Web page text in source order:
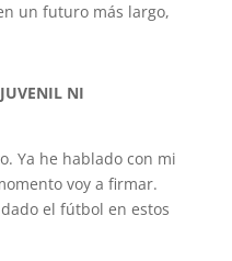
un futuro más largo,
NI
Ya he hablado con mi
voy a firmar.
el fútbol en estos